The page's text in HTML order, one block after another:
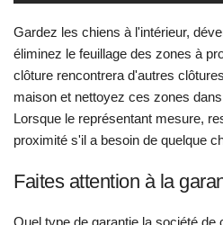
Gardez les chiens à l'intérieur,
éliminez le feuillage des zones à
clôture rencontrera d'autres
maison et nettoyez ces zones
Lorsque le représentant mesure,
proximité s'il a besoin de quelque
Faites attention à la